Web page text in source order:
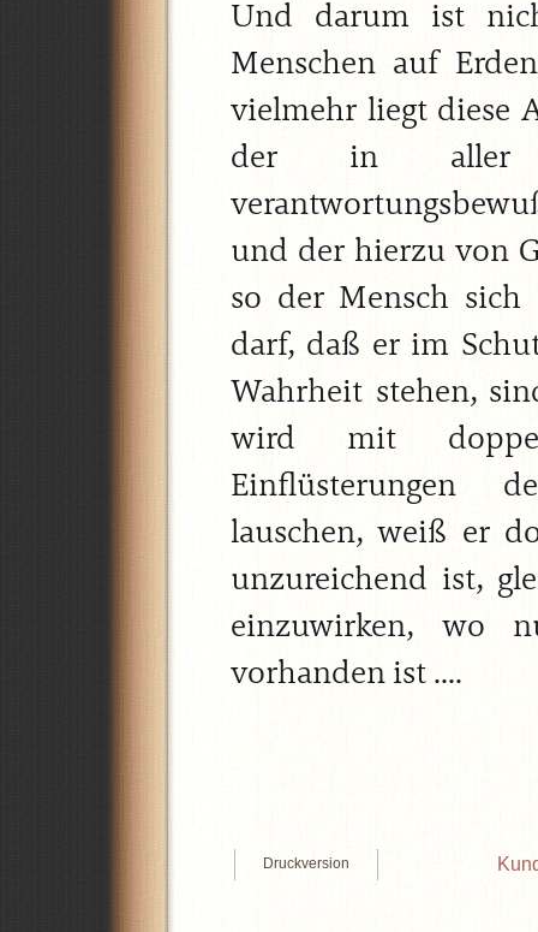
Und darum ist
Menschen auf
vielmehr liegt diese
der in aller
und der hierzu von
so der Mensch sich
darf, daß er im
Wahrheit stehen,
wird mit
Einflüsterungen
lauschen, weiß er
unzureichend ist,
einzuwirken, wo
vorhanden ist ....
Druckversion